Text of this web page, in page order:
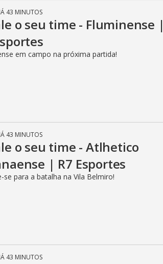
43 MINUTOS
o seu time - Fluminense |
em campo na próxima partida!
43 MINUTOS
o seu time - Atlhetico
| R7 Esportes
se para a batalha na Vila Belmiro!
43 MINUTOS